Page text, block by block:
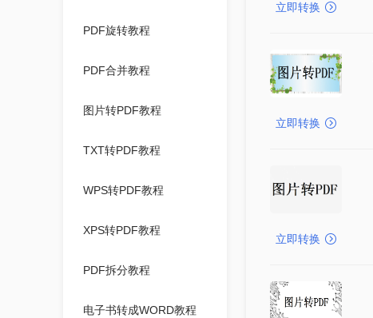
PDF旋转教程
PDF合并教程
图片转PDF教程
TXT转PDF教程
WPS转PDF教程
XPS转PDF教程
PDF拆分教程
电子书转成WORD教程
立即转换
立即转换
立即转换